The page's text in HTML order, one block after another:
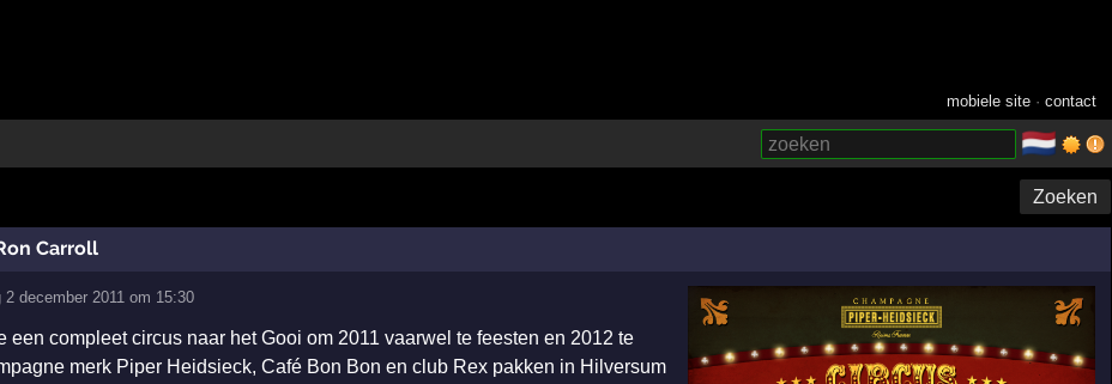
mobiele site ·contact
🇳🇱
Zoeken
Carroll
2 december 2011 om 15:30
een compleet circus naar het Gooi om 2011 vaarwel te feesten en 2012 te
merk Piper Heidsieck, Café Bon Bon en club Rex pakken in Hilversum